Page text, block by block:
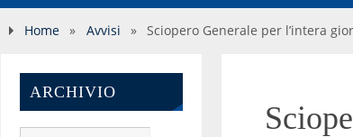
Home » Avvisi » Sciopero Generale per l’intera
ARCHIVIO